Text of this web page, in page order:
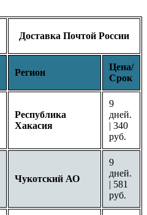
Доставка Почтой России
Регион
Цена/
Срок
Республика
Хакасия
9
дней.
| 340
руб.
Чукотский АО
9
дней.
| 581
руб.